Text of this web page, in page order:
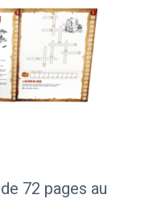
72 pages au